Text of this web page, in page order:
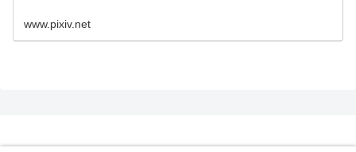
www.pixiv.net